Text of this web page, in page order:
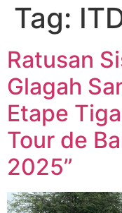
Tag:
Ratusan
Glagah
Etape
Tour de
2025”